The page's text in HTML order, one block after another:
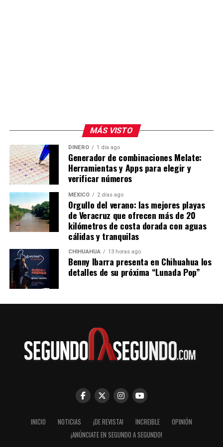
MÁS VISTO
DINERO 1 día ago
Generador de combinaciones Melate:
Herramientas y Apps para elegir y
verificar números
MÉXICO 2 días ago
Orgullo del verano: las mejores playas
de Veracruz que ofrecen más de 20
kilómetros de costa dorada con aguas
cálidas y tranquilas
CHIHUAHUA 13 horas ago
Benny Ibarra presenta en Chihuahua los
detalles de su próxima “Lunada Pop”
INICIO NOTICIAS ¡DE REVISTA! INCREIBLE
OPINIÓN
¡ANÚNCIATE EN SEGUNDO A SEGUNDO!